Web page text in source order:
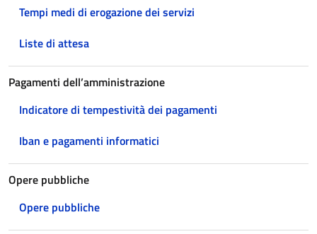
Tempi medi di erogazione dei servizi
Liste di attesa
Pagamenti dell’amministrazione
Indicatore di tempestività dei pagamenti
Iban e pagamenti informatici
Opere pubbliche
Opere pubbliche